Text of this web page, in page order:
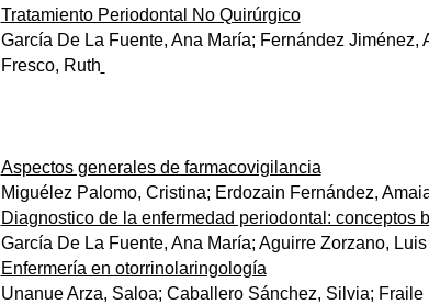
Tratamiento Periodontal No Quirúrgico
García De La Fuente, Ana María; Fernández
Fresco, Ruth
Aspectos generales de farmacovigilancia
Miguélez Palomo, Cristina; Erdozain Fernández,
Diagnostico de la enfermedad periodontal: conceptos
García De La Fuente, Ana María; Aguirre Zorzano,
Enfermería en otorrinolaringología
Unanue Arza, Saloa; Caballero Sánchez, Silvia;